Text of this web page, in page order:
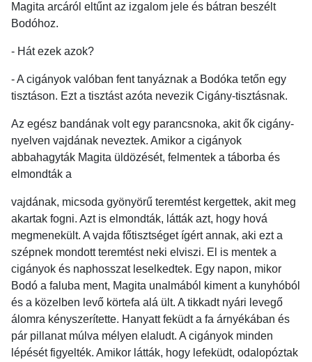
Magita arcáról eltűnt az izgalom jele és bátran beszélt
Bodóhoz.
- Hát ezek azok?
- A cigányok valóban fent tanyáznak a Bodóka tetőn egy
tisztáson. Ezt a tisztást azóta nevezik Cigány-tisztásnak.
Az egész bandának volt egy parancsnoka, akit ők cigány-
nyelven vajdának neveztek. Amikor a cigányok
abbahagyták Magita üldözését, felmentek a táborba és
elmondták a
vajdának, micsoda gyönyörű teremtést kergettek, akit meg
akartak fogni. Azt is elmondták, látták azt, hogy hová
megmenekült. A vajda főtisztséget ígért annak, aki ezt a
szépnek mondott teremtést neki elviszi. El is mentek a
cigányok és naphosszat leselkedtek. Egy napon, mikor
Bodó a faluba ment, Magita unalmából kiment a kunyhóból
és a közelben levő körtefa alá ült. A tikkadt nyári levegő
álomra kényszerítette. Hanyatt feküdt a fa árnyékában és
pár pillanat múlva mélyen elaludt. A cigányok minden
lépését figyelték. Amikor látták, hogy lefeküdt, odalopóztak